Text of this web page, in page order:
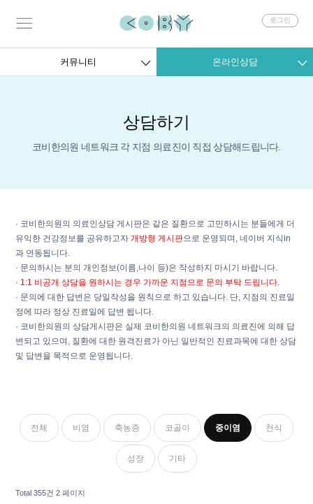
회로그인
커뮤니티 온라인상담
상담하기
코비한의원 네트워크 각 지점 의료진이 직접 상담해드립니다.
· 코비한의원의 의료인상담 게시판은 같은 질환으로 고민하시는 분들에게 더
유익한 건강정보를 공유하고자개방형 게시판으로 운영되며, 네이버 지식in
과 연동됩니다.
· 문의하시는 분의 개인정보(이름,나이 등)은 작성하지 마시기 바랍니다.
· 1:1 비공개 상담을 원하시는 경우 가까운 지점으로 문의 부탁 드립니다.
· 문의에 대한 답변은 당일작성을 원칙으로 하고 있습니다. 단, 지점의 진료일
정에 따라 정상 진료일에 답변 됩니다.
· 코비한의원의 상담게시판은 실제 코비한의원 네트워크의 의료진에 의해 답
변되고 있으며, 질환에 대한 원격진료가 아닌 일반적인 진료과목에 대한 상담
및 답변을 목적으로 운영됩니다.
전체 비염 축농증 코골이 중이염 천식
성장 기타
Total 355건 2 페이지